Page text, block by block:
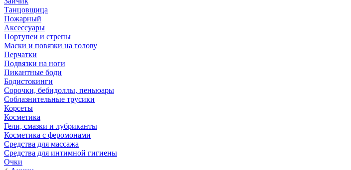
Танцовщица
Пожарный
Аксессуары
Портупеи и стрепы
Маски и повязки на голову
Перчатки
Подвязки на ноги
Пикантные боди
Бодистокинги
Сорочки, бебидоллы, пеньюары
Соблазнительные трусики
Корсеты
Косметика
Гели, смазки и лубриканты
Косметика с феромонами
Средства для массажа
Средства для интимной гигиены
Очки